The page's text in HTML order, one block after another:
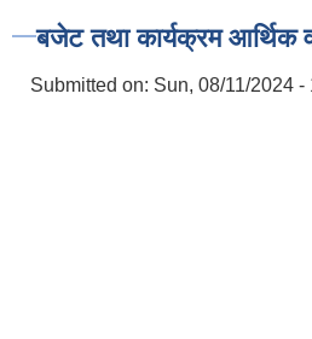
बजेट तथा कार्यक्रम आर्थिक
Submitted on: Sun, 08/11/2024 -